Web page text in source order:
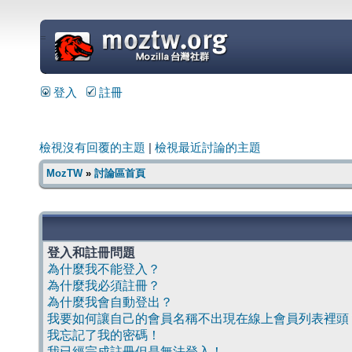
=
登入 註冊
檢視沒有回覆的主題 檢視最近討論的主題
MozTW» 討論區首頁
登入和註冊問題
為什麼我不能登入？
為什麼我必須註冊？
為什麼我會自動登出？
我要如何讓自己的會員名稱不出現在線上會員列表裡頭
我忘記了我的密碼！